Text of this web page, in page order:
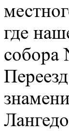
где
собора